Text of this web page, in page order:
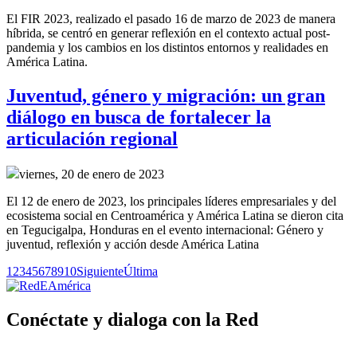
El FIR 2023, realizado el pasado 16 de marzo de 2023 de manera
híbrida, se centró en generar reflexión en el contexto actual post-
pandemia y los cambios en los distintos entornos y realidades en
América Latina.
Juventud, género y migración: un gran
diálogo en busca de fortalecer la
articulación regional
viernes, 20 de enero de 2023
El 12 de enero de 2023, los principales líderes empresariales y del
ecosistema social en Centroamérica y América Latina se dieron cita
en Tegucigalpa, Honduras en el evento internacional: Género y
juventud, reflexión y acción desde América Latina
1 2345678910SiguienteÚltima
Conéctate y dialoga con la Red